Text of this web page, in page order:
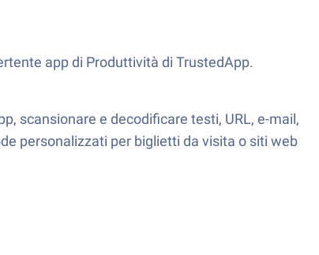
app di Produttività di TrustedApp.
scansionare e decodificare testi, URL, e-mail,
personalizzati per biglietti da visita o siti web